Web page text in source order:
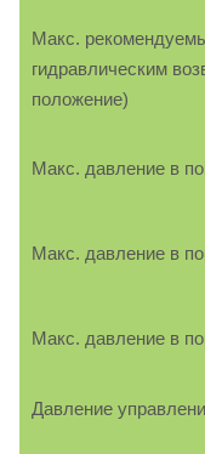
Макс.
гидравлическим
положение)
Макс. давление в
Макс. давление в
Макс. давление в
Давление